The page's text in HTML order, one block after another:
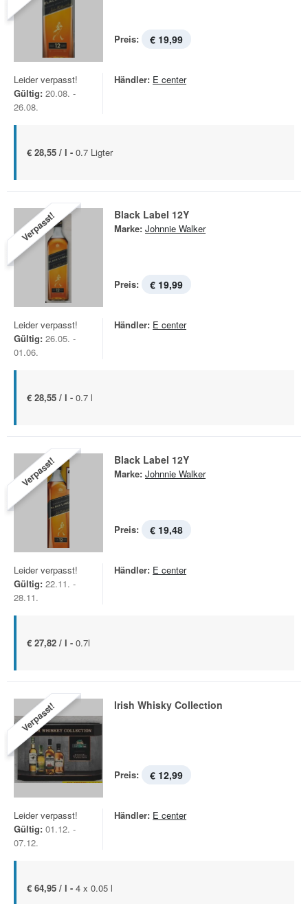
Preis: € 19,99
Leider verpasst!
Gültig: 20.08. -
26.08.
Händler: E center
€ 28,55 / l - 0.7 Ligter
Verpasst! Black Label 12Y
Marke: Johnnie Walker
Preis: € 19,99
Leider verpasst!
Gültig: 26.05. -
01.06.
Händler: E center
€ 28,55 / l - 0.7 l
Verpasst! Black Label 12Y
Marke: Johnnie Walker
Preis: € 19,48
Leider verpasst!
Gültig: 22.11. -
28.11.
Händler: E center
€ 27,82 / l - 0.7l
Verpasst! Irish Whisky Collection
Preis: € 12,99
Leider verpasst!
Gültig: 01.12. -
07.12.
Händler: E center
€ 64,95 / l - 4 x 0.05 l